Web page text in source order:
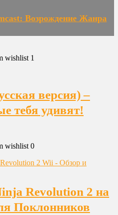
Возрождение Жанра
wishlist 1
версия) –
тебя удивят!
wishlist 0
Revolution 2 на
Поклонников